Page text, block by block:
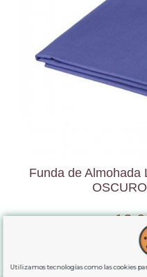
Funda de Almohada
Utilizamos tecnologías como las cookies